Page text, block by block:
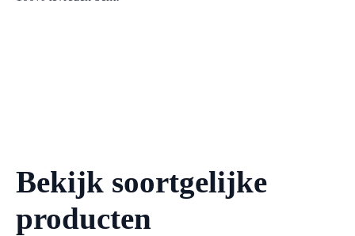
Bekijk soortgelijke
producten